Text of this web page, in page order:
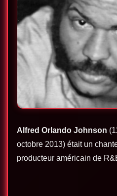
Alfred Orlando Johnson
octobre 2013) était un
producteur américain de